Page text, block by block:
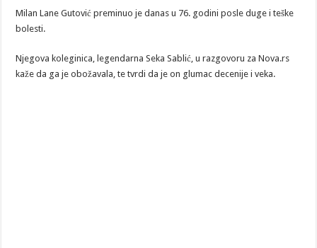
Milan Lane Gutović preminuo je danas u 76. godini posle duge i teške
bolesti.
Njegova koleginica, legendarna Seka Sablić, u razgovoru za Nova.rs
kaže da ga je obožavala, te tvrdi da je on glumac decenije i veka.